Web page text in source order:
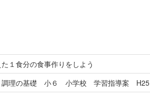
１食分の食事作りをしよう
調理の基礎 小６ 小学校 学習指導案 H25